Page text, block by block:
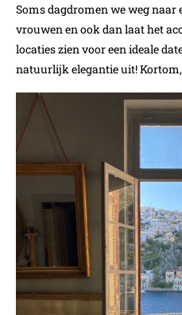
Soms dagdromen we weg naar
vrouwen en ook dan laat het
locaties zien voor een ideale
natuurlijk elegantie uit!